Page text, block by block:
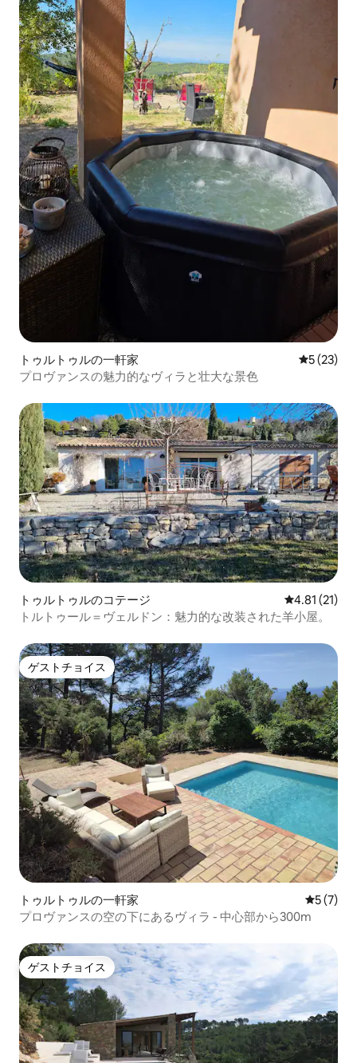
トゥルトゥルの一軒家 レビュー
5 (23)
プロヴァンスの魅力的なヴィラと壮大な景色
トゥルトゥルのコテージ レビュー21
4.81 (21)
トルトゥール＝ヴェルドン：魅力的な改装された羊小屋。
ゲストチョイス
ゲストチョイス
トゥルトゥルの一軒家 レビュー
5 (7)
プロヴァンスの空の下にあるヴィラ - 中心部から300m
ゲストチョイス
ゲストチョイス